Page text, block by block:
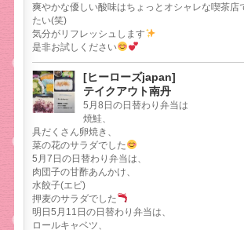
爽やかな優しい酸味はちょっとオシャレな喫茶店
たい(笑)
気分がリフレッシュします
是非お試しください
[ヒーローズjapan]
テイクアウト南丹
5月8日の日替わり弁当は
焼鮭、
具だくさん卵焼き、
菜の花のサラダでした
5月7日の日替わり弁当は、
肉団子の甘酢あんかけ、
水餃子(エビ)
押麦のサラダでした
明日5月11日の日替わり弁当は、
ロールキャベツ、